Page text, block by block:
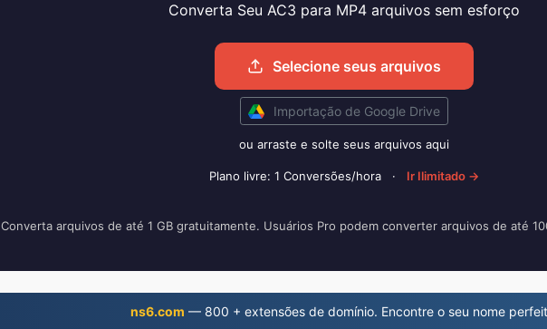
Converta Seu AC3 para MP4 arquivos sem esforço
Selecione seus arquivos
Importação de Google Drive
ou arraste e solte seus arquivos aqui
Plano livre: 1 Conversões/hora · Ir Ilimitado →
Converta arquivos de até 1 GB gratuitamente. Usuários Pro podem converter arquivos de até
ns6.com — 800 + extensões de domínio. Encontre o seu nome